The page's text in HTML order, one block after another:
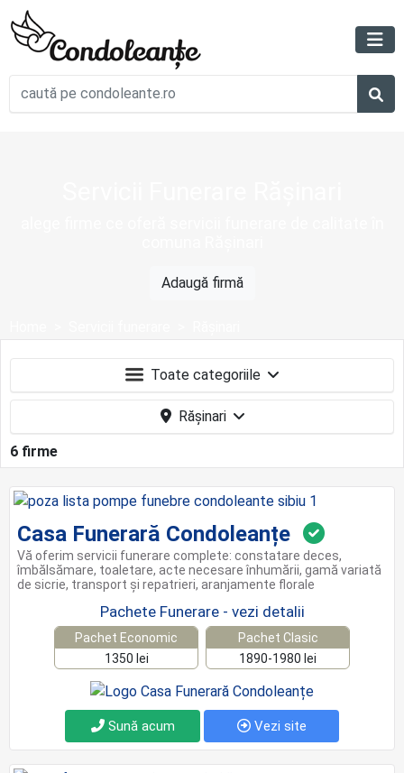
Adaugă firmă
6 firme
Casa Funerară Condoleanțe
Vă oferim servicii funerare complete: constatare deces,
îmbălsămare, toaletare, acte necesare înhumării, gamă variată
de sicrie, transport şi repatrieri, aranjamente florale
Pachete Funerare - vezi detalii
Pachet Economic
1350 lei
Pachet Clasic
1890-1980 lei
Sună acum Vezi site